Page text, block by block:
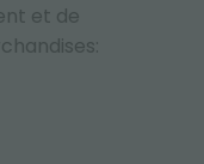
et de